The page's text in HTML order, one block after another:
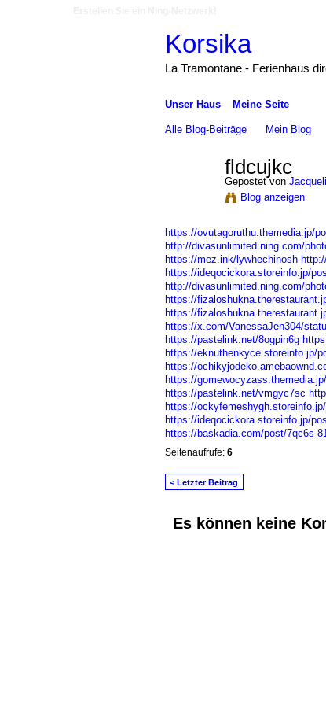
Korsika
La Tramontane - Ferienhaus
Unser Haus Meine Seite
Alle Blog-Beiträge Mein Blog
fldcujkc
Gepostet von
Blog anzeigen
https://ovutagoruthu.themedia.jp/
http://divasunlimited.ning.com/
https://mez.ink/lywhechinosh
https://ideqocickora.storeinfo.jp/
http://divasunlimited.ning.com/
https://
https://
https://x.com/VanessaJen304/
https://pastelink.net/8ogpin6g
https://eknuthenkyce.storeinfo.jp/
https://
https://
https://pastelink.net/vmgyc7sc
https://
https://ideqocickora.storeinfo.jp/
https://baskadia.com/post/7qc6s
Seitenaufrufe: 6
< Letzter Beitrag
Es können keine